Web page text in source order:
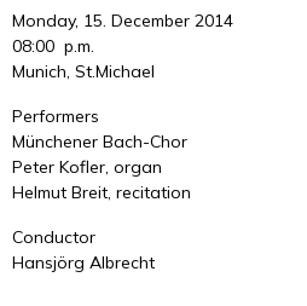
Monday, 15. December 2014
08:00 p.m.
Munich, St.Michael
Performers
Münchener Bach-Chor
Peter Kofler, organ
Helmut Breit, recitation
Conductor
Hansjörg Albrecht